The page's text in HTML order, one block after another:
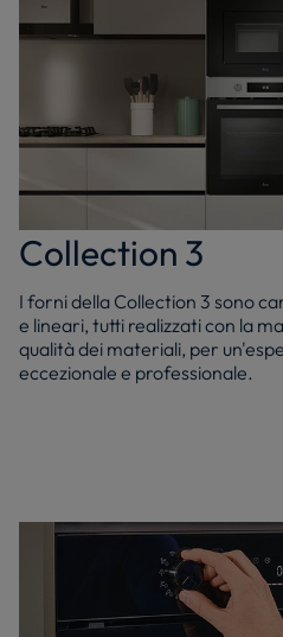
Collection 3
I forni della Collection 3 sono
e lineari, tutti realizzati con la
qualità dei materiali, per
eccezionale e professionale.